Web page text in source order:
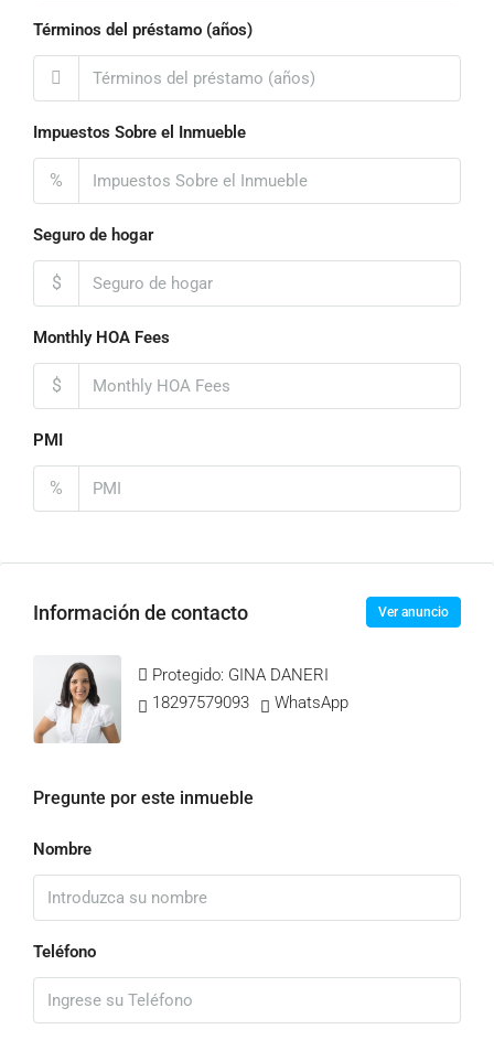
Términos del préstamo (años)
Impuestos Sobre el Inmueble
%
Seguro de hogar
$
Monthly HOA Fees
$
PMI
%
Información de contacto Ver anuncio
Protegido: GINA DANERI
18297579093
WhatsApp
Pregunte por este inmueble
Nombre
Teléfono